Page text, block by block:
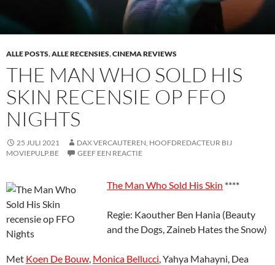
ALLE POSTS,ALLE RECENSIES,CINEMA REVIEWS
THE MAN WHO SOLD HIS
SKIN RECENSIE OP FFO
NIGHTS
25 JULI 2021
DAX VERCAUTEREN, HOOFDREDACTEUR BIJ
MOVIEPULP.BE
GEEF EEN REACTIE
The Man Who Sold His Skin ****
Regie: Kaouther Ben Hania (Beauty
and the Dogs, Zaineb Hates the Snow)
Met Koen De Bouw, Monica Bellucci, Yahya Mahayni, Dea